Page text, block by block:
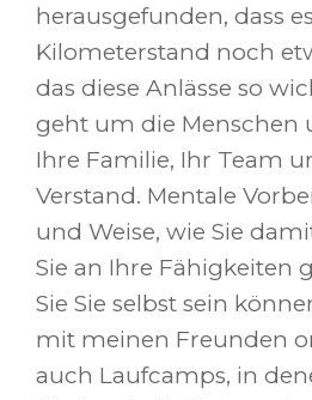
herausgefunden, dass
Kilometerstand noch
das diese Anlässe so
geht um die Menschen
Ihre Familie, Ihr Team
Verstand. Mentale
und Weise, wie Sie
Sie an Ihre Fähigkeiten
Sie Sie selbst sein
mit meinen Freunden
auch Laufcamps, in